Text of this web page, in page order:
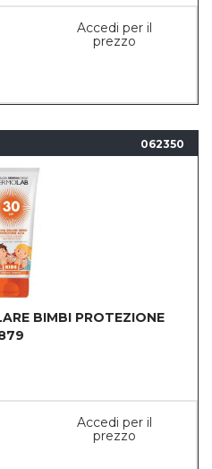
Accedi per il
prezzo
062350
BIMBI PROTEZIONE
Accedi per il
prezzo